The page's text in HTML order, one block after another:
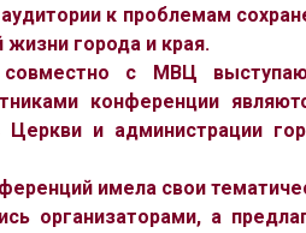
к проблемам
города и края.
совместно с МВЦ
конференции
Церкви и администрации
имела свои
организаторами, а